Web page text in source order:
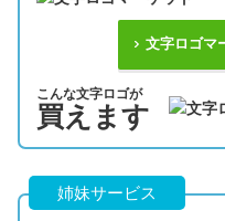
文字ロゴマ
こんな文字ロゴが
買えます
姉妹サービス